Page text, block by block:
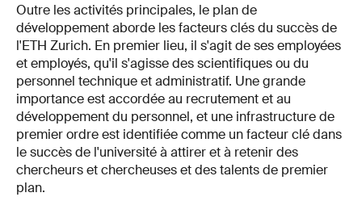
Outre les activités principales, le plan de
développement aborde les facteurs clés du succès de
l'ETH Zurich. En premier lieu, il s'agit de ses employées
et employés, qu'il s'agisse des scientifiques ou du
personnel technique et administratif. Une grande
importance est accordée au recrutement et au
développement du personnel, et une infrastructure de
premier ordre est identifiée comme un facteur clé dans
le succès de l'université à attirer et à retenir des
chercheurs et chercheuses et des talents de premier
plan.